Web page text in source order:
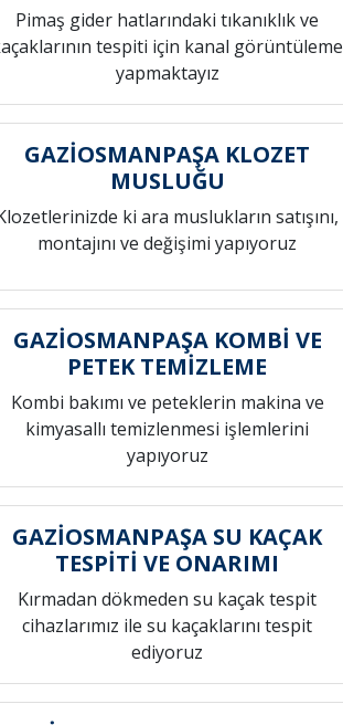
Pimaş gider hatlarındaki tıkanıklık ve
tespiti için kanal görüntüleme
yapmaktayız
GAZİOSMANPAŞA KLOZET
MUSLUĞU
ki ara muslukların satışını,
montajını ve değişimi yapıyoruz
GAZİOSMANPAŞA KOMBİ VE
PETEK TEMİZLEME
Kombi bakımı ve peteklerin makina ve
kimyasallı temizlenmesi işlemlerini
yapıyoruz
GAZİOSMANPAŞA SU KAÇAK
TESPİTİ VE ONARIMI
Kırmadan dökmeden su kaçak tespit
cihazlarımız ile su kaçaklarını tespit
ediyoruz